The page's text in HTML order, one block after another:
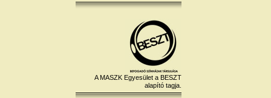
A MASZK Egyesület a BESZT
alapító tagja.